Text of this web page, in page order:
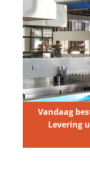
Vandaag
Levering